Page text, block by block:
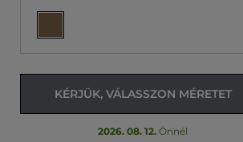
KÉRJÜK, VÁLASSZON MÉRETET
2026. 08. 12. Önnél